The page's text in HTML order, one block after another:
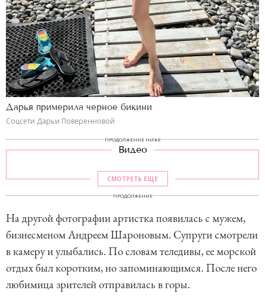
Дарья примерила черное бикини
Соцсети Дарьи Поверенновой
ПРОДОЛЖЕНИЕ НИЖЕ
Видео
СМОТРЕТЬ ЕЩЕ
ПРОДОЛЖЕНИЕ
На другой фотографии артистка появилась с мужем,
бизнесменом Андреем Шароновым. Супруги смотрели
в камеру и улыбались. По словам теледивы, ее морской
отдых был коротким, но запоминающимся. После него
любимица зрителей отправилась в горы.